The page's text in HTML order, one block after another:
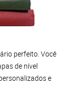
perfeito. Você
de nível
e